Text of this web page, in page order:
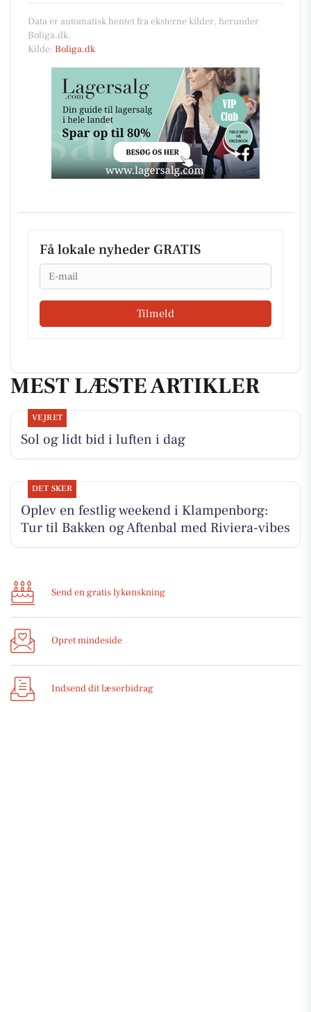
Data er automatisk hentet fra eksterne kilder, herunder
Boliga.dk.
Kilde: Boliga.dk
Få lokale nyheder GRATIS
Email
Tilmeld
MEST LÆSTE ARTIKLER
VEJRET
Sol og lidt bid i luften i dag
DET SKER
Oplev en festlig weekend i Klampenborg:
Tur til Bakken og Aftenbal med Riviera-vibes
Send en gratis lykønskning
Opret mindeside
Indsend dit læserbidrag